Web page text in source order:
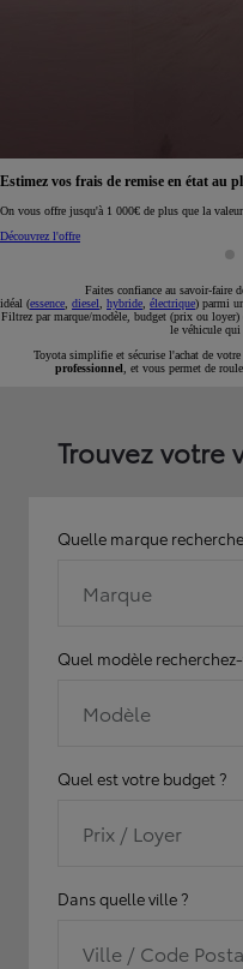
Réservez en ligne votre occasion pour 1€
Réservez en ligne
Faites confiance au savoir-faire
idéal (essence diesel hybride électrique) parmi
Filtrez par marque/modèle, budget (prix ou
le véhicule qui
Toyota simplifie et sécurise l'achat de
professionnel , et vous permet de
Trouvez votre
Quelle marque
Marque
Quel modèle
Modèle
Quel est votre budget ?
Prix / Loyer
Dans quelle ville ?
Ville / Code